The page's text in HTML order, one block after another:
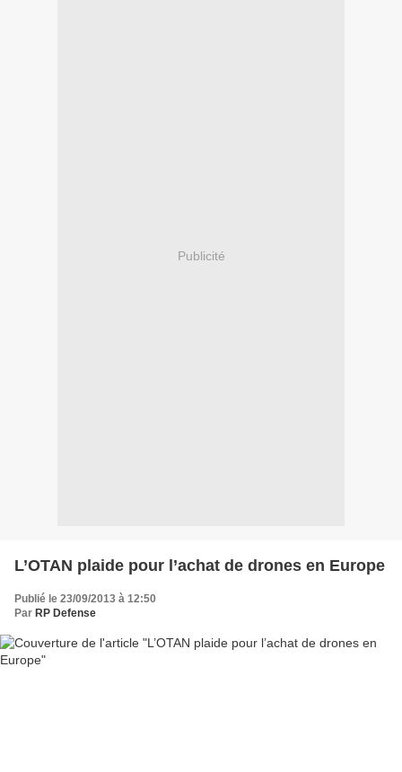
Publicité
L’OTAN plaide pour l’achat de drones en Europe
Publié le 23/09/2013 à 12:50
Par RP Defense